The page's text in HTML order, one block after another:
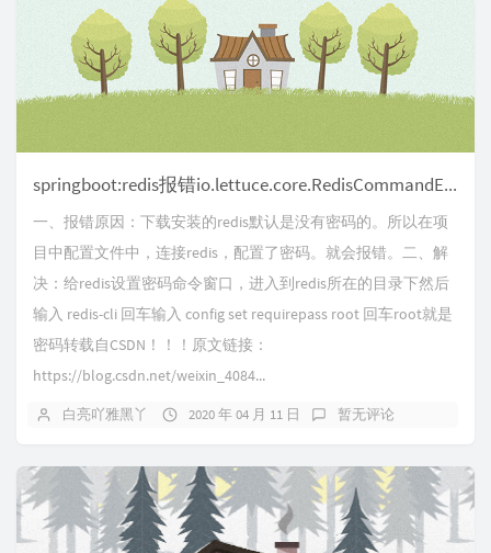
springboot:redis报错io.lettuce.core.RedisCommandExecutionException: ERR Client sent AUTH, but no passw
一、报错原因：下载安装的redis默认是没有密码的。所以在项
目中配置文件中，连接redis，配置了密码。就会报错。二、解
决：给redis设置密码命令窗口，进入到redis所在的目录下然后
输入 redis-cli 回车输入 config set requirepass root 回车root就是
密码转载自CSDN！！！原文链接：
https://blog.csdn.net/weixin_4084...
白亮吖雅黑丫 2020 年 04 月 11 日 暂无评论